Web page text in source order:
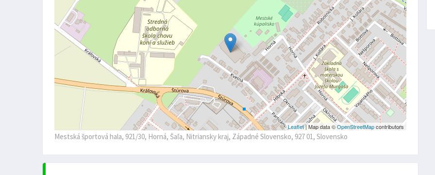
Leaflet| Map data ©OpenStreetMapcontributors
Mestská športová hala, 921/30, Horná, Šaľa, Nitriansky kraj, Západné Slovensko, 927 01, Slovensko